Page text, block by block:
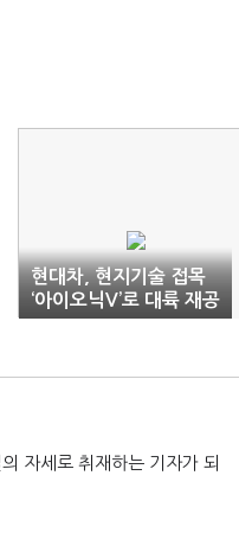
현대차, 현지기술 접목
‘아이오닉V’로 대륙 재공
략
자세로 취재하는 기자가 되